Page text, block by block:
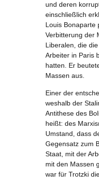
und deren
einschließlich
Louis Bonaparte
Verbitterung der
Liberalen, die
Arbeiter in Paris
hatten. Er
Massen aus.
Einer der
weshalb der
Antithese des
heißt: des
Umstand, dass
Gegensatz zum
Staat, mit der
mit den Massen
war für Trotzki